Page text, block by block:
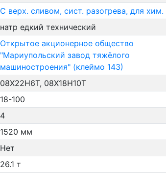
С верх. сливом, сист. разогрева, для хим.
натр едкий технический
Открытое акционерное общество
"Мариупольский завод тяжёлого
машиностроения" (клеймо 143)
08X22H6T, 08X18H10T
18-100
4
1520 мм
Нет
26.1 т